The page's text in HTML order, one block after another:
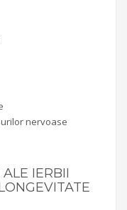
nervoase
IERBII